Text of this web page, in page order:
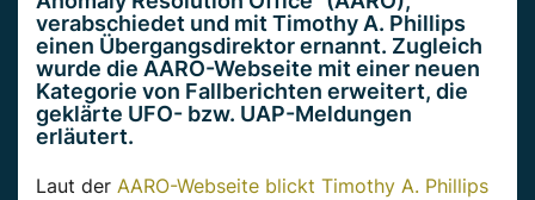
verabschiedet und mit Timothy A. Phillips
einen Übergangsdirektor ernannt. Zugleich
wurde die AARO-Webseite mit einer neuen
Kategorie von Fallberichten erweitert, die
geklärte UFO- bzw. UAP-Meldungen
erläutert.
Laut der AARO-Webseite blickt Timothy A. Phillips